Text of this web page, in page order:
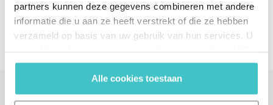
partners kunnen deze gegevens combineren met andere
informatie die u aan ze heeft verstrekt of die ze hebben
verzameld op basis van uw gebruik van hun services. U
gebruiken.
Alle cookies toestaan